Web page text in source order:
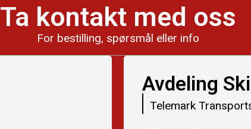
Ta kontakt med oss
For bestilling, spørsmål eller info
Avdeling
Telemark